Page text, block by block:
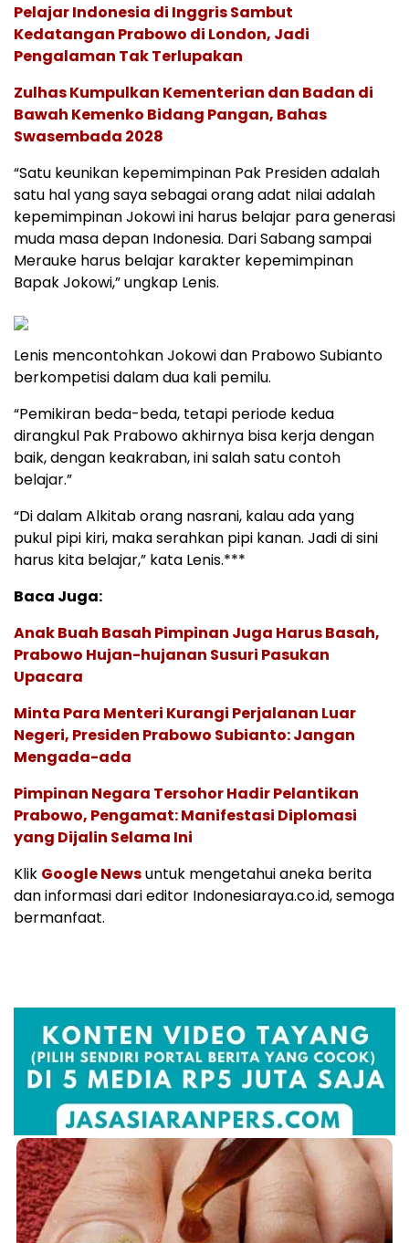
Pelajar Indonesia di Inggris Sambut
Kedatangan Prabowo di London, Jadi
Pengalaman Tak Terlupakan
Zulhas Kumpulkan Kementerian dan Badan di
Bawah Kemenko Bidang Pangan, Bahas
Swasembada 2028
“Satu keunikan kepemimpinan Pak Presiden adalah
satu hal yang saya sebagai orang adat nilai adalah
kepemimpinan Jokowi ini harus belajar para generasi
muda masa depan Indonesia. Dari Sabang sampai
Merauke harus belajar karakter kepemimpinan
Bapak Jokowi,” ungkap Lenis.
Lenis mencontohkan Jokowi dan Prabowo Subianto
berkompetisi dalam dua kali pemilu.
“Pemikiran beda-beda, tetapi periode kedua
dirangkul Pak Prabowo akhirnya bisa kerja dengan
baik, dengan keakraban, ini salah satu contoh
belajar.”
“Di dalam Alkitab orang nasrani, kalau ada yang
pukul pipi kiri, maka serahkan pipi kanan. Jadi di sini
harus kita belajar,” kata Lenis.***
Baca Juga:
Anak Buah Basah Pimpinan Juga Harus Basah,
Prabowo Hujan-hujanan Susuri Pasukan
Upacara
Minta Para Menteri Kurangi Perjalanan Luar
Negeri, Presiden Prabowo Subianto: Jangan
Mengada-ada
Pimpinan Negara Tersohor Hadir Pelantikan
Prabowo, Pengamat: Manifestasi Diplomasi
yang Dijalin Selama Ini
Klik Google Newsuntuk mengetahui aneka berita
dan informasi dari editor Indonesiaraya.co.id, semoga
bermanfaat.